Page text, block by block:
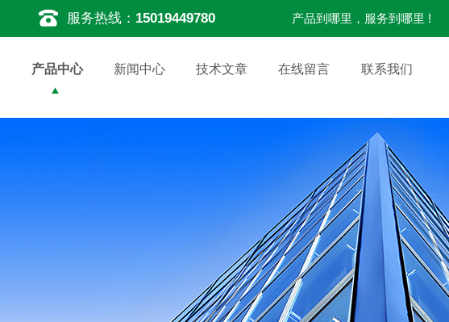
服务热线： 15019449780 产品到哪里，服务到哪里 !
产品中心 新闻中心 技术文章 在线留言 联系我们